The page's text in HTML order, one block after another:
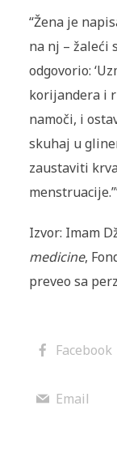
“Žena je
na nj – žaleći
odgovorio:
korijandera i
namoči, i
skuhaj u
zaustaviti
Izvor: Imam
medicine,
preveo sa
Facebook
Email